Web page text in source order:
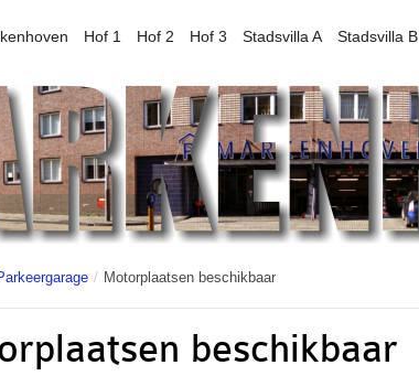
Hof 1 Hof 2 Hof 3 Stadsvilla A Stadsvilla B
/ Motorplaatsen beschikbaar
beschikbaar